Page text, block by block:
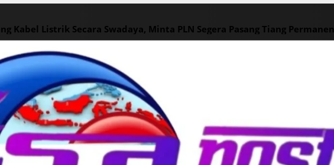
Kabel Listrik Secara Swadaya, Minta PLN Segera Pasang Tiang Permanen